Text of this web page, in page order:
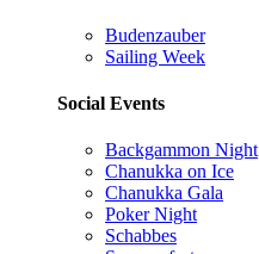
Budenzauber
Sailing Week
Social Events
Backgammon Night
Chanukka on Ice
Chanukka Gala
Poker Night
Schabbes